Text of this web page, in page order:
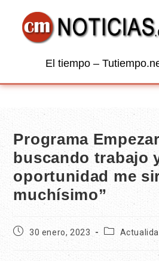
El tiempo –
Programa
buscando trabajo
oportunidad me
muchísimo”
30 enero, 2023